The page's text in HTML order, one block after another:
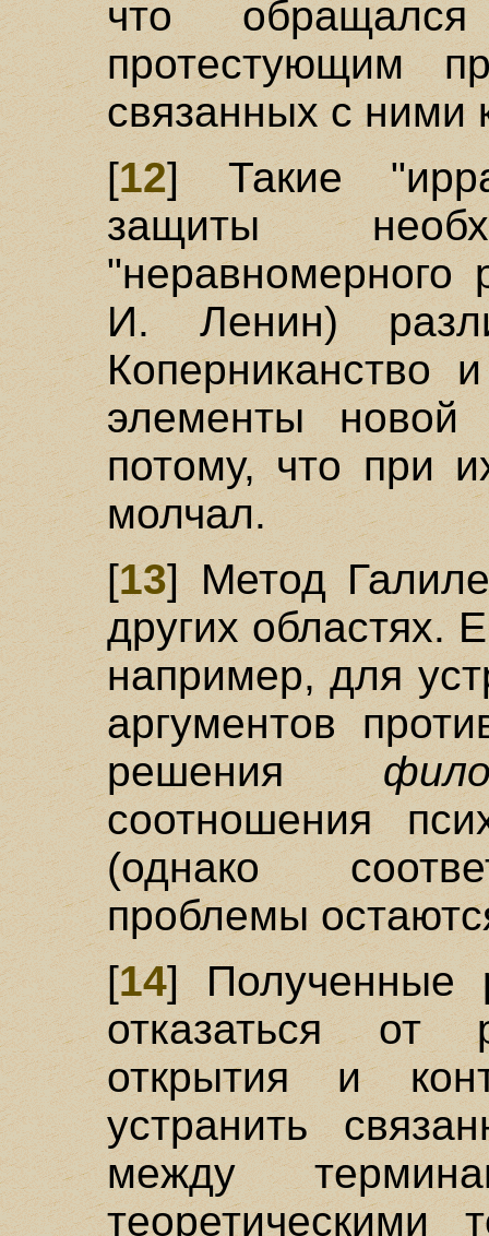
что
протестующим
связанных с ними
[12] Такие
защиты
И. Ленин)
Коперниканство
элементы новой
потому, что при
молчал.
[13] Метод
других областях.
например, для
аргументов
решения
соотношения
(однако
проблемы
[14] Полученные
отказаться от
открытия и
устранить
между
теоретическими